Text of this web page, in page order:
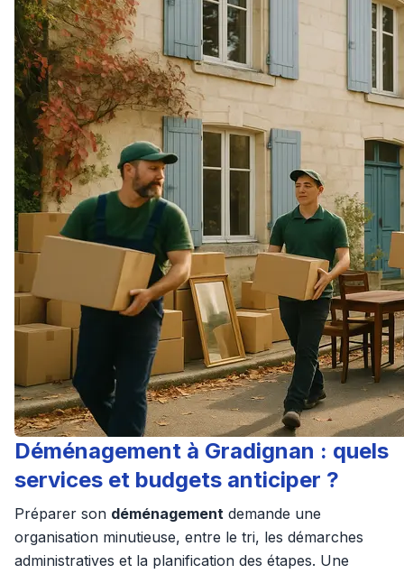
Déménagement à Gradignan : quels
services et budgets anticiper ?
Préparer son déménagement demande une
organisation minutieuse, entre le tri, les démarches
administratives et la planification des étapes. Une